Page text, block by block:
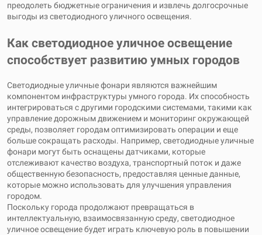
преодолеть бюджетные ограничения и извлечь долгосрочные
выгоды из светодиодного уличного освещения.
Как светодиодное уличное освещение
способствует развитию умных городов
Светодиодные уличные фонари являются важнейшим
компонентом инфраструктуры умного города. Их способность
интегрироваться с другими городскими системами, такими как
управление дорожным движением и мониторинг окружающей
среды, позволяет городам оптимизировать операции и еще
больше сокращать расходы. Например, светодиодные уличные
фонари могут быть оснащены датчиками, которые
отслеживают качество воздуха, транспортный поток и даже
общественную безопасность, предоставляя ценные данные,
которые можно использовать для улучшения управления
городом.
Поскольку города продолжают превращаться в
интеллектуальную, взаимосвязанную среду, светодиодное
уличное освещение будет играть ключевую роль в повышении